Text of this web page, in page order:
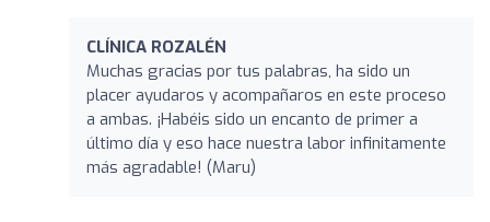
CLÍNICA ROZALÉN
Muchas gracias por tus palabras, ha sido un
placer ayudaros y acompañaros en este proceso
a ambas. ¡Habéis sido un encanto de primer a
último día y eso hace nuestra labor infinitamente
más agradable! (Maru)